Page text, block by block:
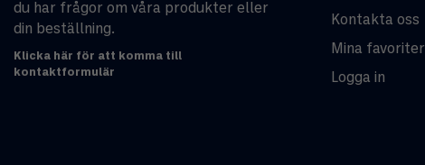
du har frågor om våra produkter eller
din beställning.
Klicka här för att komma till
kontaktformulär
Kontakta oss
Mina favoriter
Logga in